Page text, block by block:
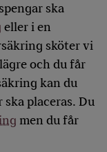
ska
eller i en
sköter vi
och du får
kan du
placeras. Du
men du får